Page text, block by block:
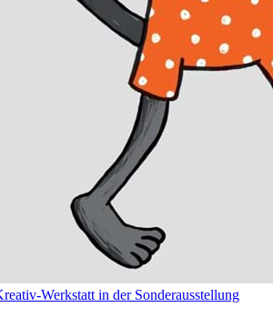
Werkstatt in der Sonderausstellung